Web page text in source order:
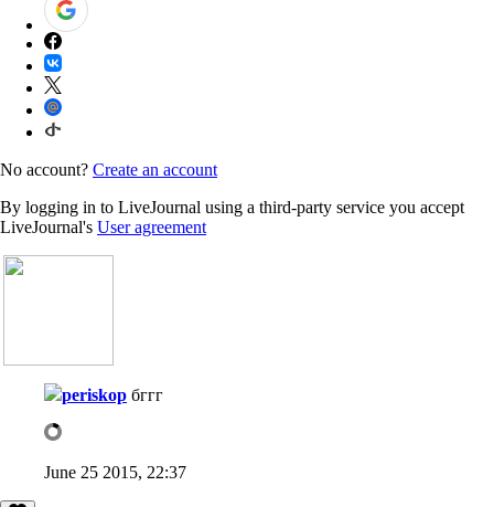
No account? Create an account
By logging in to LiveJournal using a third-party service you accept
LiveJournal's User agreement
periskop бггг
June 25 2015, 22:37